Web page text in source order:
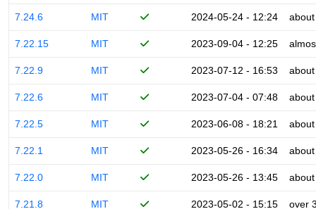
7.24.6 MIT 2024-05-24 - 12:24
7.22.15 MIT 2023-09-04 - 12:25
7.22.9 MIT 2023-07-12 - 16:53
7.22.6 MIT 2023-07-04 - 07:48
7.22.5 MIT 2023-06-08 - 18:21
7.22.1 MIT 2023-05-26 - 16:34
7.22.0 MIT 2023-05-26 - 13:45
7.21.8 MIT 2023-05-02 - 15:15 over